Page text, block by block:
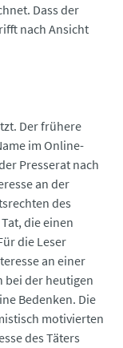
Dass der
nach Ansicht
Der frühere
im Online-
Presserat nach
an der
des
die einen
die Leser
an einer
bei der heutigen
Bedenken. Die
motivierten
des Täters